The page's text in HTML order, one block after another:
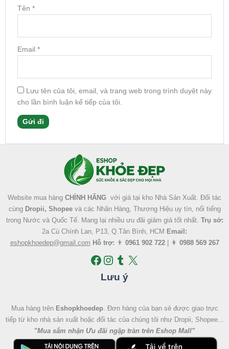
Tên *
Email *
Lưu tên của tôi, email, và trang web trong trình duyệt này
cho lần bình luận kế tiếp của tôi.
Website mua hàng CHÍNH HÃNG với giá tại kho Nhà Sản Xuất. Đối tác
cùng Dropii, Shopeevà các Nhãn Hàng, Thương Hiệu uy tín, nổi tiếng
trong Nước và Quốc Tế. Mang lại nhiều ưu đãi giảm giá tốt nhất. Trụ sở:
2a Cù Chính Lan, P13, Q.Tân Bình, HCM Email:
eshopkhoedep@gmail.com Hỗ trợ: 👨 0961 902 722| 👩 0988 569 267
Lưu ý
Mua hàng trên Eshopkhoedep. Đơn hàng của bạn sẻ được giao trực
tiếp từ kho nhà sản xuất hoặc đối tác của chúng tôi như Dropii, Shopee...
"Mua sắm nhận Ưu đãi ngập tràn trên Eshop Mall"